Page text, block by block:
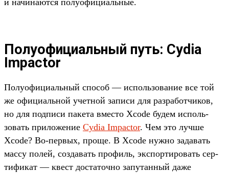
и начина­ются полу­офи­циаль­ные.
Полуофициальный путь: Cydia
Impactor
По­луофи­циаль­ный спо­соб — исполь­зование все той
же офи­циаль­ной учет­ной записи для раз­работ­чиков,
но для под­писи пакета вмес­то Xcode будем исполь­
зовать при­ложе­ние Cydia Impactor. Чем это луч­ше
Xcode? Во‑пер­вых, про­ще. В Xcode нуж­но задавать
мас­су полей, соз­давать про­филь, экспор­тировать сер­
тификат — квест дос­таточ­но запутан­ный даже